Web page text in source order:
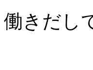
働きだし